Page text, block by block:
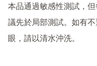
本品通過敏感性測試，
議先於局部測試。如有
眼，請以清水沖洗。